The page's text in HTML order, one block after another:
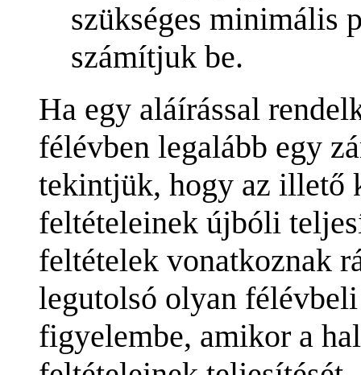
szükséges minimális
számítjuk be.
Ha egy aláírással
félévben legalább egy
tekintjük, hogy az illető
feltételeinek újbóli
feltételek vonatkoznak
legutolsó olyan
figyelembe, amikor a